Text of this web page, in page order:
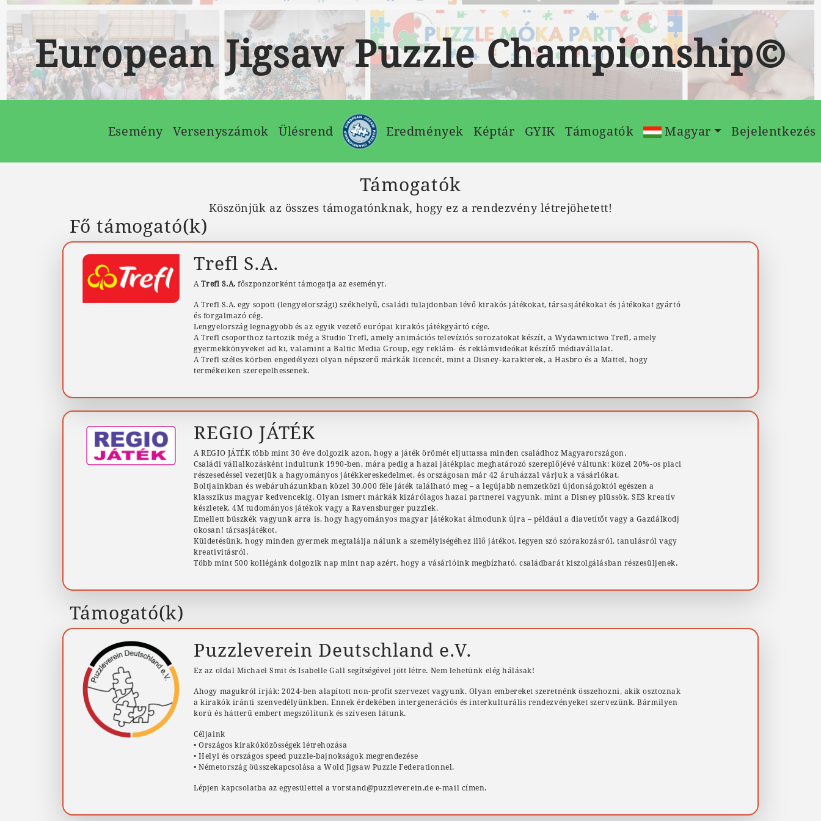
European Jigsaw Puzzle Championship©
Esemény Versenyszámok Ülésrend Eredmények Képtár GYIK Támogatók Magyar Bejelentkezés
Támogatók
Köszönjük az összes támogatónknak, hogy ez a rendezvény létrejöhetett!
Fő támogató(k)
Trefl S.A.
ATrefl S.A. főszponzorként támogatja az eseményt.
A Trefl S.A. egy sopoti (lengyelországi) székhelyű, családi tulajdonban lévő kirakós játékokat, társasjátékokat és játékokat gyártó
és forgalmazó cég.
Lengyelország legnagyobb és az egyik vezető európai kirakós játékgyártó cége.
A Trefl csoporthoz tartozik még a Studio Trefl, amely animációs televíziós sorozatokat készít, a Wydawnictwo Trefl, amely
gyermekkönyveket ad ki, valamint a Baltic Media Group, egy reklám- és reklámvideókat készítő médiavállalat.
A Trefl széles körben engedélyezi olyan népszerű márkák licencét, mint a Disney-karakterek, a Hasbro és a Mattel, hogy
termékeiken szerepelhessenek.
REGIO JÁTÉK
A REGIO JÁTÉK több mint 30 éve dolgozik azon, hogy a játék örömét eljuttassa minden családhoz Magyarországon.
Családi vállalkozásként indultunk 1990-ben, mára pedig a hazai játékpiac meghatározó szereplőjévé váltunk: közel 20%-os piaci
részesedéssel vezetjük a hagyományos játékkereskedelmet, és országosan már 42 áruházzal várjuk a vásárlókat.
Boltjainkban és webáruházunkban közel 30.000 féle játék található meg – a legújabb nemzetközi újdonságoktól egészen a
klasszikus magyar kedvencekig. Olyan ismert márkák kizárólagos hazai partnerei vagyunk, mint a Disney plüssök, SES kreatív
készletek, 4M tudományos játékok vagy a Ravensburger puzzlek.
Emellett büszkék vagyunk arra is, hogy hagyományos magyar játékokat álmodunk újra – például a diavetítőt vagy a Gazdálkodj
okosan! társasjátékot.
Küldetésünk, hogy minden gyermek megtalálja nálunk a személyiségéhez illő játékot, legyen szó szórakozásról, tanulásról vagy
kreativitásról.
Több mint 500 kollégánk dolgozik nap mint nap azért, hogy a vásárlóink megbízható, családbarát kiszolgálásban részesüljenek.
Támogató(k)
Puzzleverein Deutschland e.V.
Ez az oldal Michael Smit és Isabelle Gall segítségével jött létre. Nem lehetünk elég hálásak!
Ahogy magukról írják: 2024-ben alapított non-profit szervezet vagyunk. Olyan embereket szeretnénk összehozni, akik osztoznak
a kirakók iránti szenvedélyünkben. Ennek érdekében intergenerációs és interkulturális rendezvényeket szervezünk. Bármilyen
korú és hátterű embert megszólítunk és szívesen látunk.
Céljaink
• Országos kirakóközösségek létrehozása
• Helyi és országos speed puzzle-bajnokságok megrendezése
• Németország öüsszekapcsolása a Wold Jigsaw Puzzle Federationnel.
Lépjen kapcsolatba az egyesülettel a vorstand@puzzleverein.de e-mail címen.